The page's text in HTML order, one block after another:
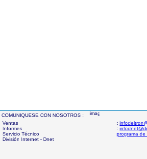
COMUNIQUESE CON NOSOTROS :
Ventas
Informes
Servicio Técnico
División Internet - Dnet
:
:
programa de